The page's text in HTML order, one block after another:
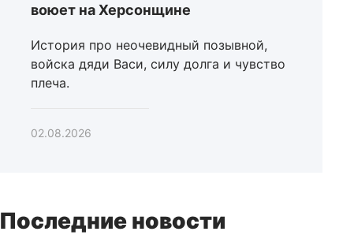
воюет на Херсонщине
История про неочевидный позывной,
войска дяди Васи, силу долга и чувство
плеча.
02.08.2026
Последние новости